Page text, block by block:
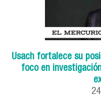
Usach fortalece su
foco en
24